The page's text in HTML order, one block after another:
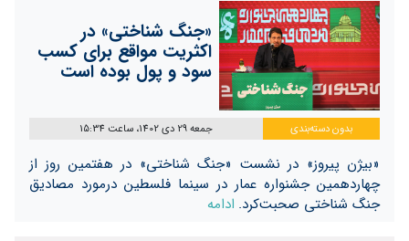
«جنگ شناختی» در
اکثریت مواقع برای کسب
سود و پول بوده است
بدون دسته‌بندی جمعه 29 دی 1402، ساعت 15:34
«بیژن پیروز» در نشست «جنگ شناختی» در هفتمین روز از
چهاردهمین جشنواره عمار در سینما فلسطین درمورد مصادیق
جنگ شناختی صحبت‌کرد. ادامه